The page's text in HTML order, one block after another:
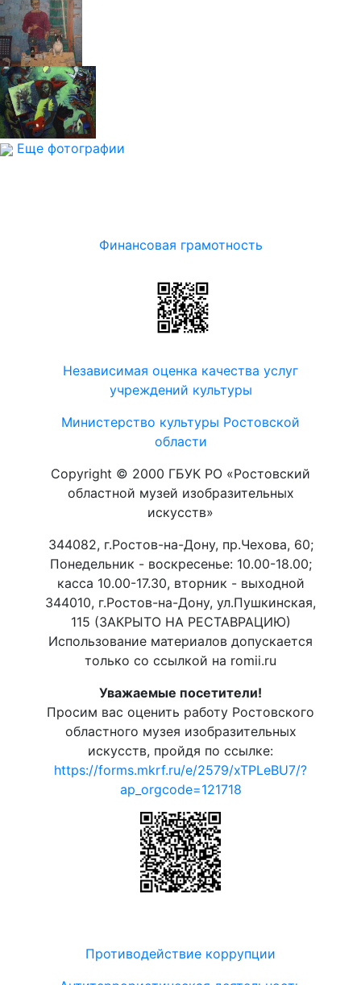
Еще фотографии
Финансовая грамотность
Независимая оценка качества услуг
учреждений культуры
Министерство культуры Ростовской
области
Copyright © 2000 ГБУК РО «Ростовский
областной музей изобразительных
искусств»
344082, г.Ростов-на-Дону, пр.Чехова, 60;
Понедельник - воскресенье: 10.00-18.00;
касса 10.00-17.30, вторник - выходной
344010, г.Ростов-на-Дону, ул.Пушкинская,
115 (ЗАКРЫТО НА РЕСТАВРАЦИЮ)
Использование материалов допускается
только со ссылкой на romii.ru
Уважаемые посетители!
Просим вас оценить работу Ростовского
областного музея изобразительных
искусств, пройдя по ссылке:
https://forms.mkrf.ru/e/2579/xTPLeBU7/?
ap_orgcode=121718
Противодействие коррупции